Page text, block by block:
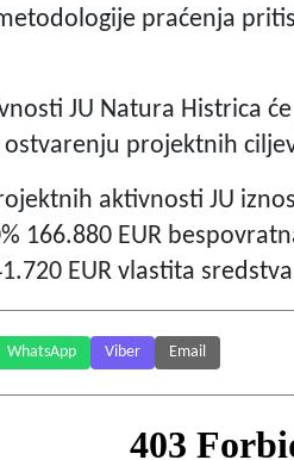
praćenja
JU Natura Histrica
projektnih
aktivnosti JU
166.880 EUR
EUR vlastita sredstva
WhatsApp Viber Email